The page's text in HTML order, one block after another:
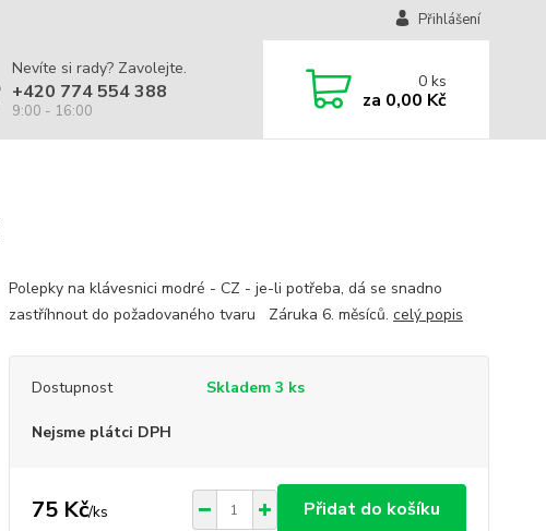
Přihlášení
Nevíte si rady? Zavolejte.
+420 774 554 388
9:00 - 16:00
0ks
za 0,00 Kč
Polepky na klávesnici modré - CZ - je-li potřeba, dá se snadno
zastříhnout do požadovaného tvaru Záruka 6. měsíců. celý popis
Dostupnost Skladem 3 ks
Nejsme plátci DPH
75 Kč/ks Přidat do košíku